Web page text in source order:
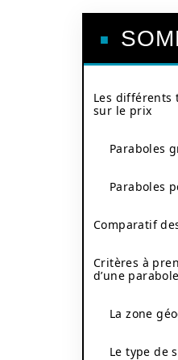
Les différents
sur le prix
Paraboles
Paraboles
Comparatif
Critères à
d’une parabole
La zone
Le type de